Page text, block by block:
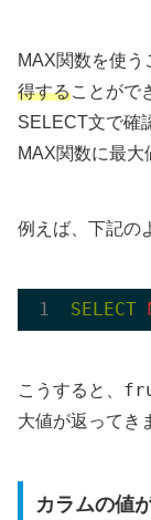
MAX関数を使
得することがで
SELECT文で確
MAX関数に最大
例えば、下記の
SELECT
こうすると、
大値が返ってき
カラムの値